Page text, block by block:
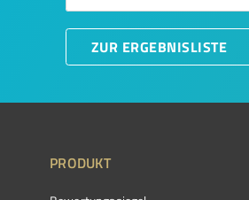
ZUR ERGEBNISLISTE
PRODUKT